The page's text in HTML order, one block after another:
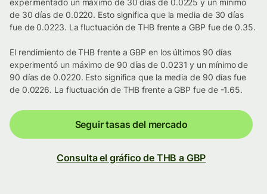
experimentado un máximo de 30 días de 0.0225 y un mínimo
de 30 días de 0.0220. Esto significa que la media de 30 días
fue de 0.0223. La fluctuación de THB frente a GBP fue de 0.35.
El rendimiento de THB frente a GBP en los últimos 90 días
experimentó un máximo de 90 días de 0.0231 y un mínimo de
90 días de 0.0220. Esto significa que la media de 90 días fue
de 0.0226. La fluctuación de THB frente a GBP fue de -1.65.
Seguir tasas del mercado
Consulta el gráfico de THB a GBP